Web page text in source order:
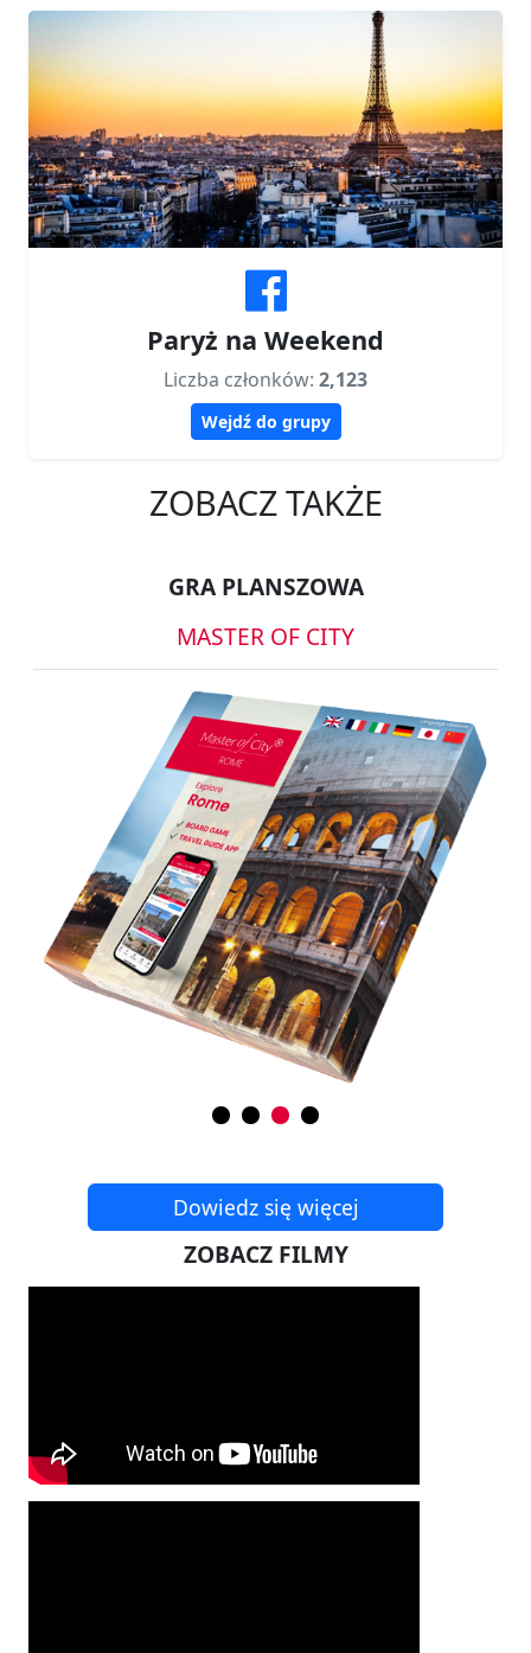
Paryż na Weekend
Liczba członków: 2,123
Wejdź do grupy
ZOBACZ TAKŻE
GRA PLANSZOWA
MASTER OF CITY
Dowiedz się więcej
ZOBACZ FILMY